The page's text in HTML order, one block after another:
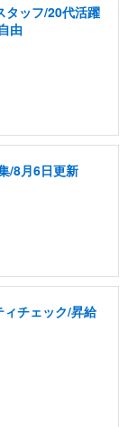
タッフ/20代活躍
由
/8月6日更新
チェック/昇給